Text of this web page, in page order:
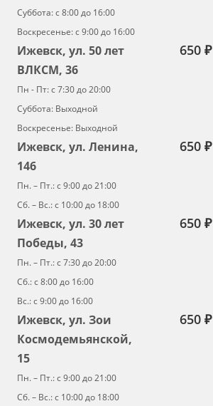
Суббота: с 8:00 до 16:00
Воскресенье: с 9:00 до 16:00
Ижевск, ул. 50 лет
ВЛКСМ, 36
Пн - Пт: с 7:30 до 20:00
Суббота: Выходной
Воскресенье: Выходной
650 ₽
Ижевск, ул. Ленина,
146
Пн. – Пт.: с 9:00 до 21:00
Сб. – Вс.: с 10:00 до 18:00
650 ₽
Ижевск, ул. 30 лет
Победы, 43
Пн. – Пт.: с 7:30 до 20:00
Сб.: с 8:00 до 16:00
Вс.: с 9:00 до 16:00
650 ₽
Ижевск, ул. Зои
Космодемьянской,
15
Пн. – Пт.: с 9:00 до 21:00
Сб. – Вс.: с 10:00 до 18:00
650 ₽